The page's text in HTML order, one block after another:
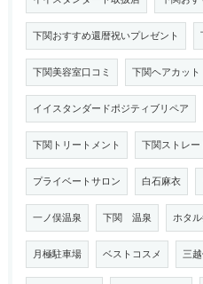
下関おすすめ還暦祝いプレゼント
下関美容室口コミ 下関ヘアカット
イイスタンダードポジティブリペア
下関トリートメント 下関ストレー
プライベートサロン 白石麻衣
一ノ俣温泉 下関 温泉 ホタ
月極駐車場 ベストコスメ 三